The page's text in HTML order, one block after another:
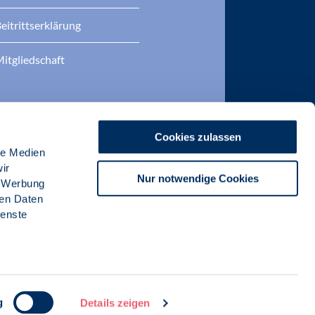
Medien
Daten
Details zeigen
Cookies zulassen
Nur notwendige Cookies